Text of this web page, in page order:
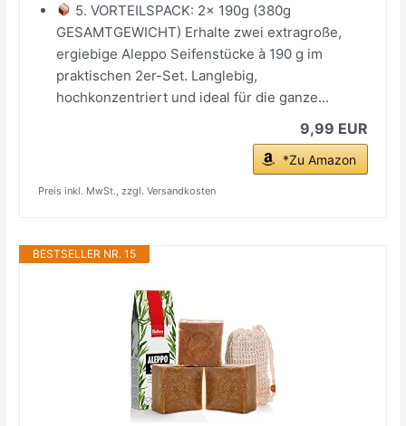
5. VORTEILSPACK: 2x 190g (380g
GESAMTGEWICHT) Erhalte zwei extragroße,
ergiebige Aleppo Seifenstücke à 190 g im
praktischen 2er-Set. Langlebig,
hochkonzentriert und ideal für die ganze...
9,99 EUR
*Zu Amazon
Preis inkl. MwSt., zzgl. Versandkosten
BESTSELLER NR. 15